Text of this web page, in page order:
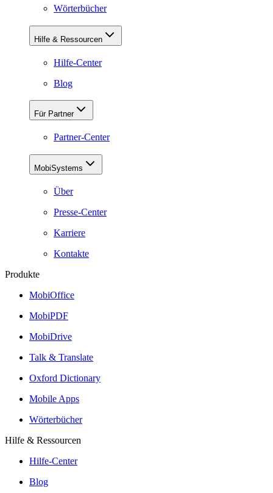
Wörterbücher
Hilfe & Ressourcen
Hilfe-Center
Blog
Für Partner
Partner-Center
MobiSystems
Über
Presse-Center
Karriere
Kontakte
Produkte
MobiOffice
MobiPDF
MobiDrive
Talk & Translate
Oxford Dictionary
Mobile Apps
Wörterbücher
Hilfe & Ressourcen
Hilfe-Center
Blog